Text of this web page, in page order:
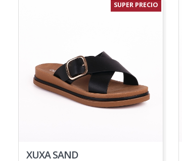
SUPER PRECIO
XUXA SAND